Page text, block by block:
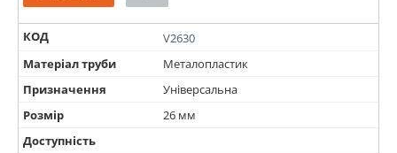
КОД
V2630
Матеріал труби
Металопластик
Призначення
Універсальна
Розмір
26 мм
Доступність